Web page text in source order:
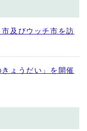
及びウッチ市を訪
ょうだい」を開催